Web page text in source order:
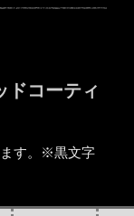
ドコーティ
す。※黒文字